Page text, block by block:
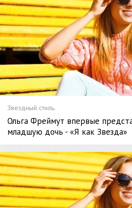
Звездный стиль.
Ольга Фреймут впервые
младшую дочь - «Я как Звезда»